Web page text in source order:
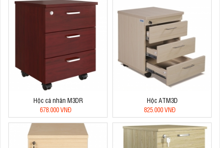
Hộc cá nhân M3DR
678.000 VNĐ
Hộc ATM3D
825.000 VNĐ